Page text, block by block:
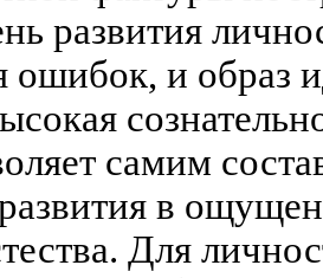
развития
ошибок, и образ
самим
в
Для